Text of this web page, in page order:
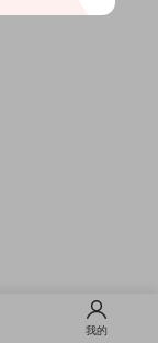
我的